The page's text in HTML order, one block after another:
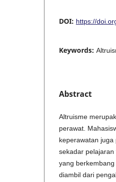
DOI: https://
Keywords:
Abstract
Altruisme
perawat.
keperawatan
sekadar
yang
diambil dari